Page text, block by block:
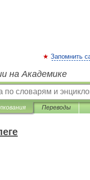
Запомнить
на Академике
Переводы